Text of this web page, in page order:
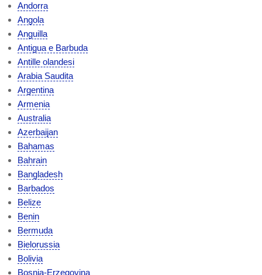
Andorra
Angola
Anguilla
Antigua e Barbuda
Antille olandesi
Arabia Saudita
Argentina
Armenia
Australia
Azerbaijan
Bahamas
Bahrain
Bangladesh
Barbados
Belize
Benin
Bermuda
Bielorussia
Bolivia
Bosnia-Erzegovina